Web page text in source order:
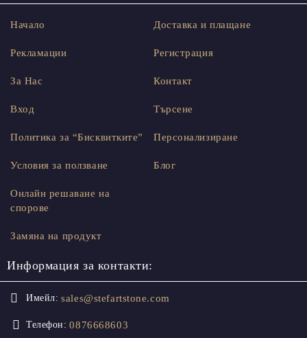
Начало
Рекламации
За Нас
Вход
Доставка и плащане
Регистрация
Контакт
Търсене
Политика за “Бисквитките”
Условия за ползване
Онлайн решаване на
спорове
Замяна на продукт
Персонализиране
Блог
Информация за контакти:
Имейл: sales@stefartstone.com
Телефон: 0876668603